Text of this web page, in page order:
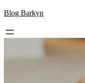
Skip
content
Blog Barkyn